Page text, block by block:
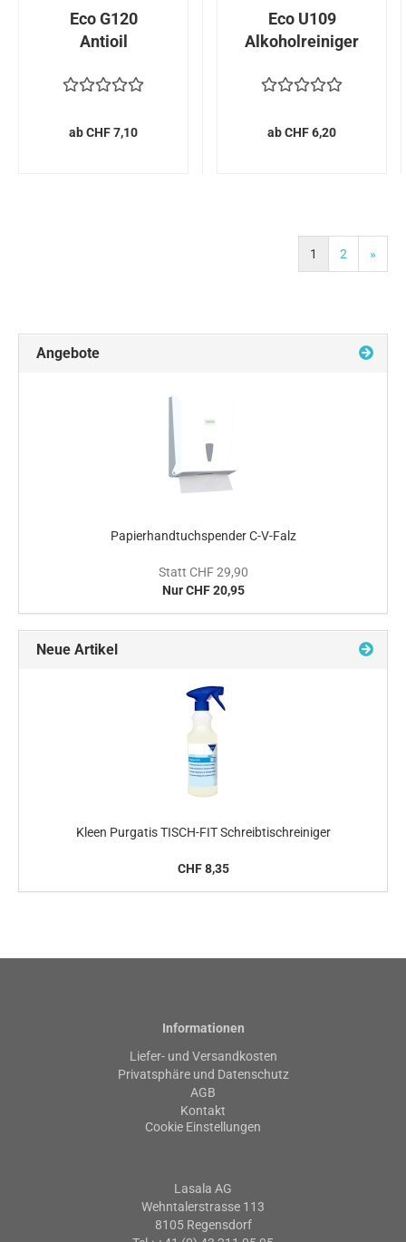
Eco G120
Antioil
ab CHF 7,10
Eco U109
Alkoholreiniger
ab CHF 6,20
1 2 »
Angebote
Papierhandtuchspender C-V-Falz
Statt CHF 29,90
Nur CHF 20,95
Neue Artikel
Kleen Purgatis TISCH-FIT Schreibtischreiniger
CHF 8,35
Informationen
Liefer- und Versandkosten
Privatsphäre und Datenschutz
AGB
Kontakt
Cookie Einstellungen
Lasala AG
Wehntalerstrasse 113
8105 Regensdorf